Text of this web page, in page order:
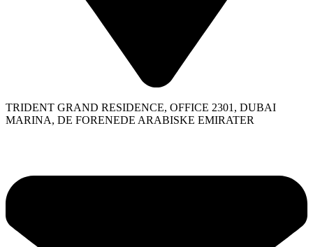
TRIDENT GRAND RESIDENCE, OFFICE 2301, DUBAI
MARINA, DE FORENEDE ARABISKE EMIRATER